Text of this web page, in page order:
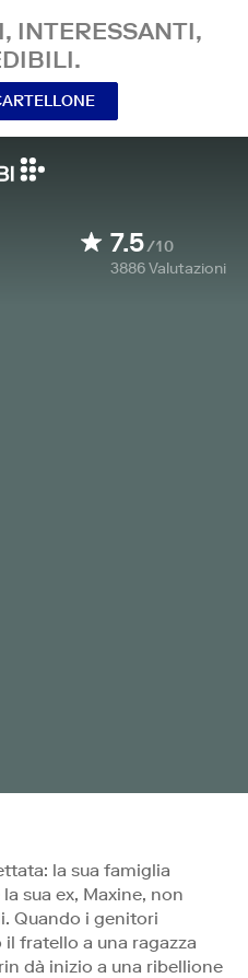
INTERESSANTI,
7.5/10
3886Valutazioni
la sua famiglia
sua ex, Maxine, non
Quando i genitori
fratello a una ragazza
dà inizio a una ribellione